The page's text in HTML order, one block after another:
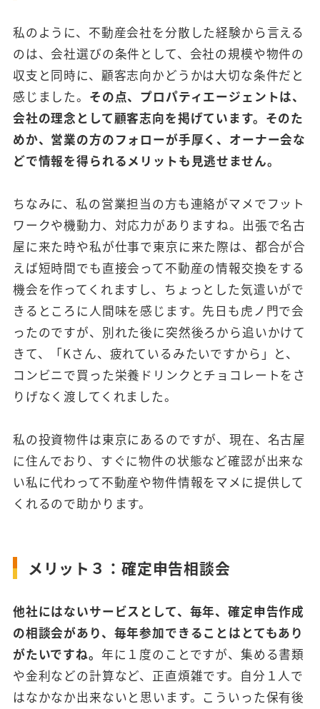
私のように、不動産会社を分散した経験から言える
のは、会社選びの条件として、会社の規模や物件の
収支と同時に、顧客志向かどうかは大切な条件だと
感じました。 その点、プロパティエージェントは、
会社の理念として顧客志向を掲げています。そのた
めか、営業の方のフォローが手厚く、オーナー会な
どで情報を得られるメリットも見逃せません。
ちなみに、私の営業担当の方も連絡がマメでフット
ワークや機動力、対応力がありますね。出張で名古
屋に来た時や私が仕事で東京に来た際は、都合が合
えば短時間でも直接会って不動産の情報交換をする
機会を作ってくれますし、ちょっとした気遣いがで
きるところに人間味を感じます。先日も虎ノ門で会
ったのですが、別れた後に突然後ろから追いかけて
きて、「Kさん、疲れているみたいですから」と、
コンビニで買った栄養ドリンクとチョコレートをさ
りげなく渡してくれました。
私の投資物件は東京にあるのですが、現在、名古屋
に住んでおり、すぐに物件の状態など確認が出来な
い私に代わって不動産や物件情報をマメに提供して
くれるので助かります。
メリット３：確定申告相談会
他社にはないサービスとして、毎年、確定申告作成
の相談会があり、毎年参加できることはとてもあり
がたいですね。 年に１度のことですが、集める書類
や金利などの計算など、正直煩雑です。自分１人で
はなかなか出来ないと思います。こういった保有後